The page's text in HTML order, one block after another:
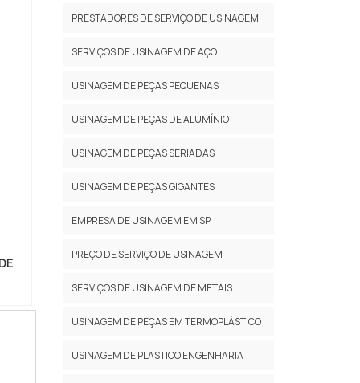
e
à
o
PRESTADORES DE SERVIÇO DE USINAGEM
SERVIÇOS DE USINAGEM DE AÇO
USINAGEM DE PEÇAS PEQUENAS
USINAGEM DE PEÇAS DE ALUMÍNIO
USINAGEM DE PEÇAS SERIADAS
USINAGEM DE PEÇAS GIGANTES
EMPRESA DE USINAGEM EM SP
PREÇO DE SERVIÇO DE USINAGEM
SERVIÇOS DE USINAGEM DE METAIS
USINAGEM DE PEÇAS EM TERMOPLÁSTICO
USINAGEM DE PLASTICO ENGENHARIA